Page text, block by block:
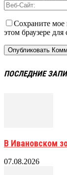
Сохраните мое
этом браузере
ПОСЛЕДНИЕ
В Ивановском
07.08.2026